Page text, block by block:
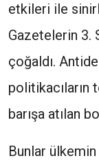
etkileri ile
Gazetelerin 3.
çoğaldı.
barışa atılan
Bunlar